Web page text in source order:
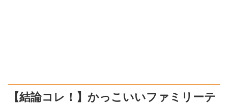
【結論コレ！】かっこいいファミリーテ